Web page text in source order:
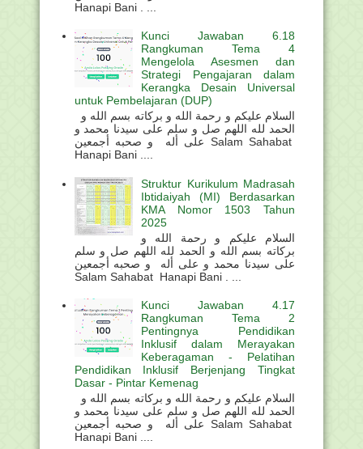
Hanapi Bani . ...
Kunci Jawaban 6.18
Rangkuman Tema 4
Mengelola Asesmen dan
Strategi Pengajaran dalam
Kerangka Desain Universal
untuk Pembelajaran (DUP)
الحمد لله اللهم صل و سلم على سيدنا محمد و
على أله و صحبه أجمعين Salam Sahabat
Hanapi Bani ....
Struktur Kurikulum Madrasah
Ibtidaiyah (MI) Berdasarkan
KMA Nomor 1503 Tahun
2025
السلام عليكم و رحمة الله و
بركاته بسم الله و الحمد لله اللهم صل و سلم
على سيدنا محمد و على أله و صحبه أجمعين
Salam Sahabat Hanapi Bani . ...
Kunci Jawaban 4.17
Rangkuman Tema 2
Pentingnya Pendidikan
Inklusif dalam Merayakan
Keberagaman - Pelatihan
Pendidikan Inklusif Berjenjang Tingkat
Dasar - Pintar Kemenag
الحمد لله اللهم صل و سلم على سيدنا محمد و
على أله و صحبه أجمعين Salam Sahabat
Hanapi Bani ....